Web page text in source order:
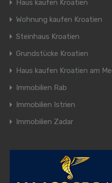
Haus kaufen Kroatien
Wohnung kaufen Kroatien
Steinhaus Kroatien
Grundstücke Kroatien
Haus kaufen Kroatien am
Immobilien Rab
Immobilien Istrien
Immobilien Zadar